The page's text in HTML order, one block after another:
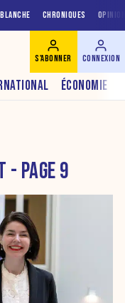
CHRONIQUES
ÉCONOMIE
S'ABONNER CONNEXION
- PAGE 9